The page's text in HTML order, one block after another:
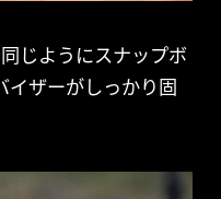
じようにスナップボ
イザーがしっかり固